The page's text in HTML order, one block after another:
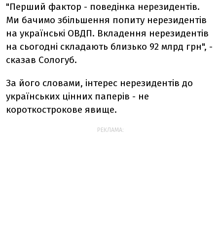
"Перший фактор - поведінка нерезидентів.
Ми бачимо збільшення попиту нерезидентів
на українські ОВДП. Вкладення нерезидентів
на сьогодні складають близько 92 млрд грн", -
сказав Сологуб.
За його словами, інтерес нерезидентів до
українських цінних паперів - не
короткострокове явище.
РЕКЛАМА: